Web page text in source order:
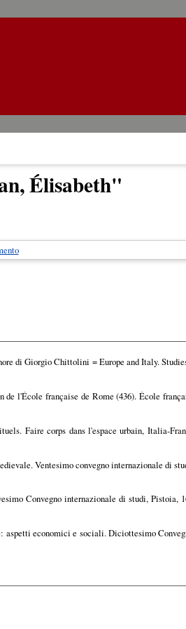
Élisabeth"
di Giorgio Chittolini = Europe and Italy.
l'École française de Rome (436). École
Faire corps dans l'espace urbain, Italia-
Ventesimo convegno internazionale di
Convegno internazionale di studi, Pistoia,
economici e sociali. Diciottesimo